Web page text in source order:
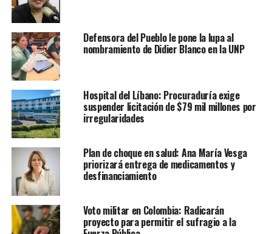
Defensora del Pueblo le pone la lupa al
nombramiento de Didier Blanco en la UNP
Hospital del Líbano: Procuraduría exige
suspender licitación de $79 mil millones por
irregularidades
Plan de choque en salud: Ana María Vesga
priorizará entrega de medicamentos y
desfinanciamiento
Voto militar en Colombia: Radicarán
proyecto para permitir el sufragio a la